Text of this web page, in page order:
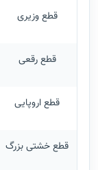
قطع وزیری
قطع رقعی
قطع اروپایی
قطع خشتی بزرگ